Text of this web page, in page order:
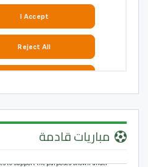
مباريات قادمة